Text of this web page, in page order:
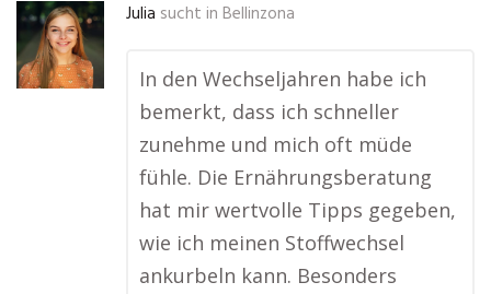
Julia sucht in Bellinzona
In den Wechseljahren habe ich
bemerkt, dass ich schneller
zunehme und mich oft müde
fühle. Die Ernährungsberatung
hat mir wertvolle Tipps gegeben,
wie ich meinen Stoffwechsel
ankurbeln kann. Besonders